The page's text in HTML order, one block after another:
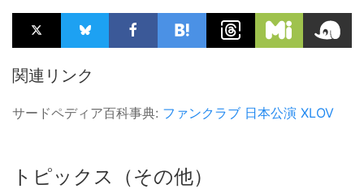
関連リンク
サードペディア百科事典: ファンクラブ 日本公演 XLOV
トピックス（その他）